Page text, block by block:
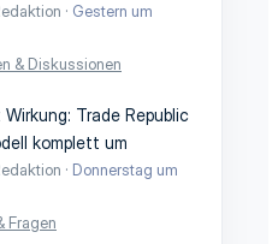
Gestern um
& Diskussionen
Trade Republic
komplett um
Donnerstag um
Fragen